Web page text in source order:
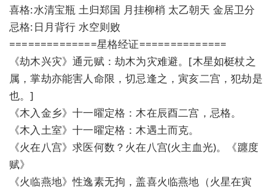
喜格:水清宝瓶 土归郑国 月挂柳梢 太乙朝天 金居卫分
忌格:日月背行 水空则败
==============星格经证==============
《劫木兴灾》通元赋：劫木为灾难避。[木星如梃杖之
属，掌劫亦能害人命限，切忌逢之，寅亥二宫，犯劫是
也。]
《木入金乡》十一曜定格：木在辰酉二宫，忌格。
《木入土室》十一曜定格：木遇土而克。
《火在八宫》求医何数？火在八宫(火主血光)。《躔度
赋》
《火临燕地》性逸素无拘，盖喜火临燕地（火星在寅